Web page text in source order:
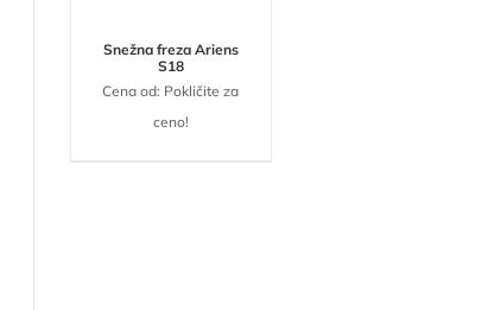
Snežna freza Ariens
S18
Cena od: Pokličite za
ceno!